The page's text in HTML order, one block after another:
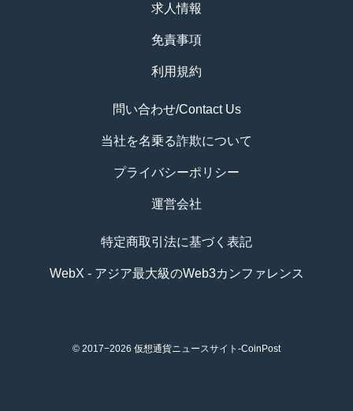
求人情報
免責事項
利用規約
問い合わせ/Contact Us
当社を名乗る詐欺について
プライバシーポリシー
運営会社
特定商取引法に基づく表記
WebX - アジア最大級のWeb3カンファレンス
© 2017−2026 仮想通貨ニュースサイト-CoinPost